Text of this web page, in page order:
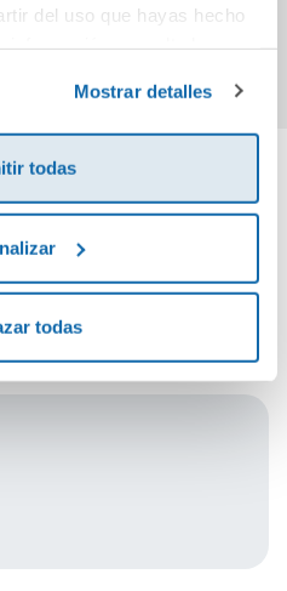
del uso que hayas hecho
Mostrar detalles
todas
todas
tu opinión
sesión para poder valorarlo